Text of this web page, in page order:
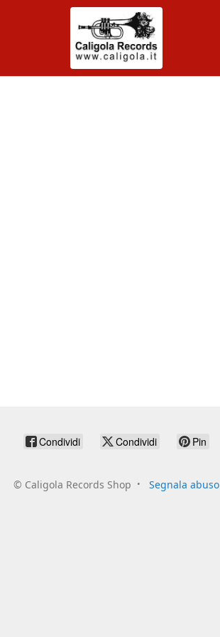
Condividi Condividi Pin
© Caligola Records Shop Segnala abuso